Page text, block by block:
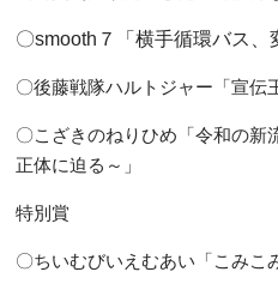
〇smooth７「横手循環バス、
〇後藤戦隊ハルトジャー「宣伝
〇こざきのねりひめ「令和の新
正体に迫る～」
特別賞
〇ちいむびいえむあい「こみこ